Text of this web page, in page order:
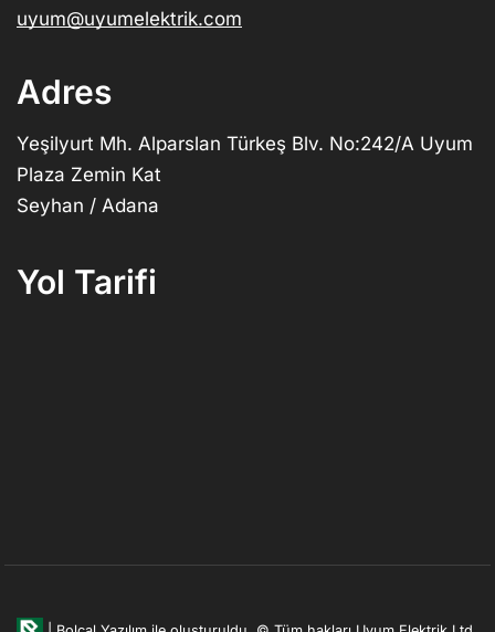
uyum@uyumelektrik.com
Adres
Yeşilyurt Mh. Alparslan Türkeş Blv. No:242/A Uyum
Plaza Zemin Kat
Seyhan / Adana
Yol Tarifi